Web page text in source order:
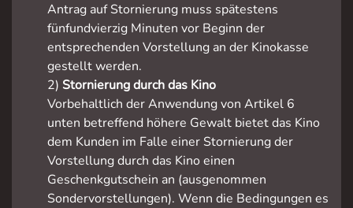
Antrag auf Stornierung muss spätestens
fünfundvierzig Minuten vor Beginn der
entsprechenden Vorstellung an der Kinokasse
gestellt werden.
2) Stornierung durch das Kino
Vorbehaltlich der Anwendung von Artikel 6
unten betreffend höhere Gewalt bietet das Kino
dem Kunden im Falle einer Stornierung der
Vorstellung durch das Kino einen
Geschenkgutschein an (ausgenommen
Sondervorstellungen). Wenn die Bedingungen es